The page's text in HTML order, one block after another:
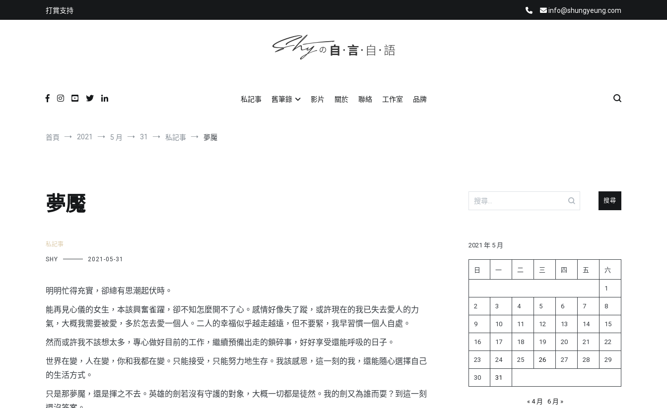
到
打賞支持 info@shungyeung.com
私記事 舊筆錄 影片 關於 聯絡 工作室 品牌
首頁 2021 5 月 31 私記事 夢魘
夢魘
私記事
SHY 2021-05-31
明明忙得充實，卻總有思潮起伏時。
能再見心儀的女生，本該興奮雀躍，卻不知怎麼開不了心。感情好像失了蹤，或許現在的我已失去愛人的力
氣，大概我需要被愛，多於怎去愛一個人。二人的幸福似乎越走越遠，但不要緊，我早習慣一個人自處。
然而或許我不該想太多，專心做好目前的工作，繼續預備出走的鎖碎事，好好享受還能呼吸的日子。
世界在變，人在變，你和我都在變。只能接受，只能努力地生存。我該感恩，這一刻的我，還能隨心選擇自己
的生活方式。
只是那夢魘，還是揮之不去。英雄的劍若沒有守護的對象，大概一切都是徒然。我的劍又為誰而耍？到這一刻
搜
尋
字:
2021 年 5 月
日 一 二 三 四 五 六
1
2 3 4 5 6 7 8
9 10 11 12 13 14 15
16 17 18 19 20 21 22
23 24 25 26 27 28 29
30 31
« 4 月 6 月 »